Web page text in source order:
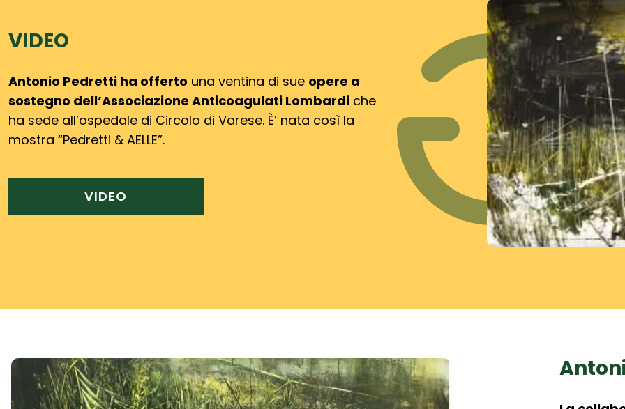
VIDEO
Antonio Pedretti ha offerto una ventina di sue opere a
sostegno dell’Associazione Anticoagulati Lombardiche
ha sede all’ospedale di Circolo di Varese. È’ nata così la
mostra “Pedretti & AELLE”.
VIDEO